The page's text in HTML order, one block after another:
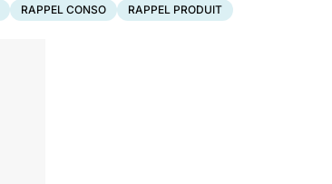
RAPPEL CONSO RAPPEL PRODUIT